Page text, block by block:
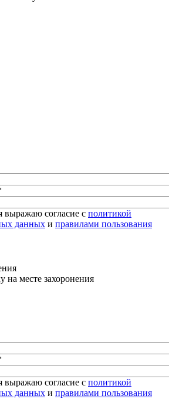
выражаю согласие с политикой
данных и правилами пользования
месте захоронения
выражаю согласие с политикой
данных и правилами пользования